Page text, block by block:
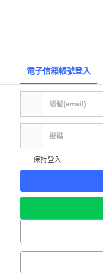
電子信箱帳號登入
保持登入